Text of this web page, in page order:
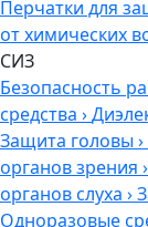
Перчатки для
от химических
СИЗ
Безопасность
средства ›
Защита головы ›
органов зрения ›
органов слуха ›
Одноразовые